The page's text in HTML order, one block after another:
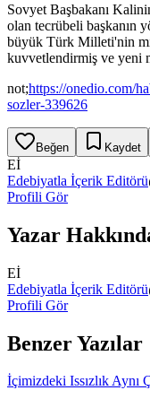
Sovyet Başbakanı
olan tecrübeli başkanın
büyük Türk Milleti'nin
kuvvetlendirmiş ve yeni
not;https://onedio.com/
sozler-339626
Beğen Kaydet
Eİ
Edebiyatla İçerik Editörü
Profili Gör
Yazar
Eİ
Edebiyatla İçerik Editörü
Profili Gör
Benzer Yazılar
İçimizdeki Issızlık Aynı